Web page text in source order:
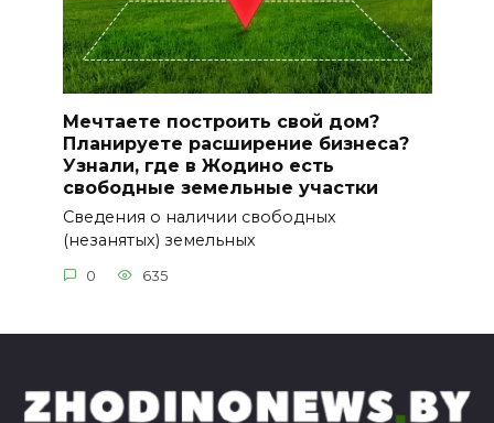
Мечтаете построить свой дом?
Планируете расширение бизнеса?
Узнали, где в Жодино есть
свободные земельные участки
Сведения о наличии свободных
(незанятых) земельных
0 635